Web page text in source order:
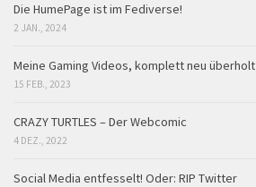
Die HumePage ist im Fediverse!
2 JAN., 2024
Meine Gaming Videos, komplett neu überholt
15 FEB., 2023
CRAZY TURTLES – Der Webcomic
4 DEZ., 2022
Social Media entfesselt! Oder: RIP Twitter